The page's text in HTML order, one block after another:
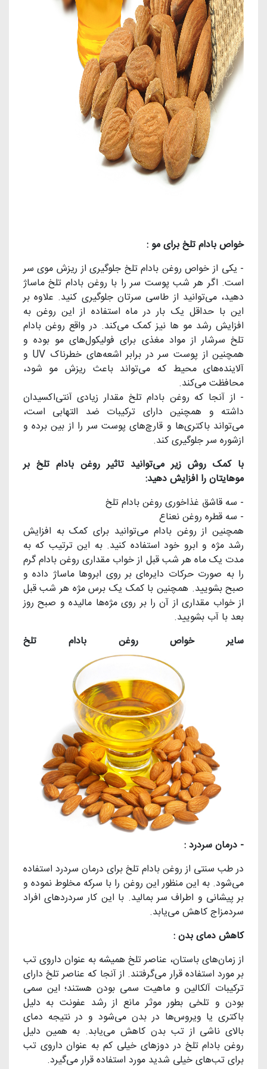
خواص بادام تلخ برای مو :
- یکی از خواص روغن بادام تلخ جلوگیری از ریزش موی سر
است. اگر هر شب پوست سر را با روغن بادام تلخ ماساژ
دهید، می‌توانید از طاسى سرتان جلوگیرى کنید. علاوه بر
این با حداقل یک بار در ماه استفاده از این روغن به
افزایش رشد مو ها نیز کمک می‌کند. در واقع روغن بادام
تلخ سرشار از مواد مغذی برای فولیکول‌های مو بوده و
همچنین از پوست سر در برابر اشعه‌های خطرناک UV و
آلاینده‌های محیط که می‌تواند باعث ریزش مو شود،
محافظت می‌کند.
- از آنجا که روغن بادام تلخ مقدار زیادی آنتی‌اکسیدان
داشته و همچنین دارای ترکیبات ضد التهابی است،‌
می‌تواند باکتری‌ها و قارچ‌های پوست سر را از بین برده و
ازشوره سر جلوگیری کند.
با کمک روش زیر می‌توانید تاثیر روغن بادام تلخ بر
موهایتان را افزایش دهید:
- سه قاشق غذاخوری روغن بادام تلخ
- سه قطره روغن نعناع
همچنین از روغن بادام می‌توانید برای کمک به افزایش
رشد مژه و ابرو خود استفاده کنید. به این ترتیب که به
مدت یک ماه هر شب قبل از خواب مقداری روغن بادام گرم
را به صورت حرکات دایره‌ای بر روی ابروها ماساژ داده و
صبح بشویید. همچنین با کمک یک برس مژه هر شب قبل
از خواب مقداری از آن را بر روی مژه‌ها مالیده و صبح روز
بعد با آب بشویید.
سایر خواص روغن بادام تلخ
- درمان سردرد :
در طب سنتی از روغن بادام تلخ برای درمان سردرد استفاده
می‌شود. به این منظور این روغن را با سرکه مخلوط نموده و
بر پیشانى و اطراف سر بمالید. با این کار سردردهاى افراد
سردمزاج کاهش می‌یابد.
کاهش دمای بدن :
از زمان‌های باستان، عناصر تلخ همیشه به عنوان داروی تب
بر مورد استفاده قرار می‌گرفتند. از آنجا که عناصر تلخ دارای
ترکیبات آلکالین و ماهیت سمی بودن هستند؛ این سمی
بودن و تلخی بطور موثر مانع از رشد عفونت به دلیل
باکتری یا ویروس‌ها در بدن می‌شود و در نتیجه دمای
بالای ناشی از تب بدن کاهش می‌یابد. به همین دلیل
روغن بادام تلخ در دوزهای خیلی کم به عنوان داروی تب
برای تب‌های خیلی شدید مورد استفاده قرار می‌گیرد.